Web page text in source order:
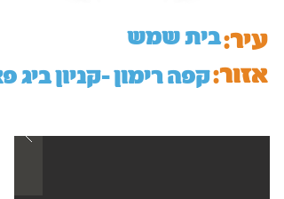
בית שמש
קפה רימון -קניון ביג
עיר:
אזור: